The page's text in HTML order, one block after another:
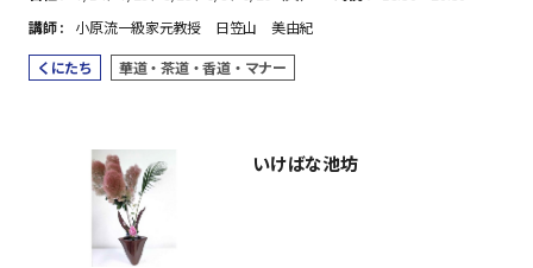
講師
小原流一級家元教授 日笠山 美由紀
くにたち
華道・茶道・香道・マナー
いけばな池坊